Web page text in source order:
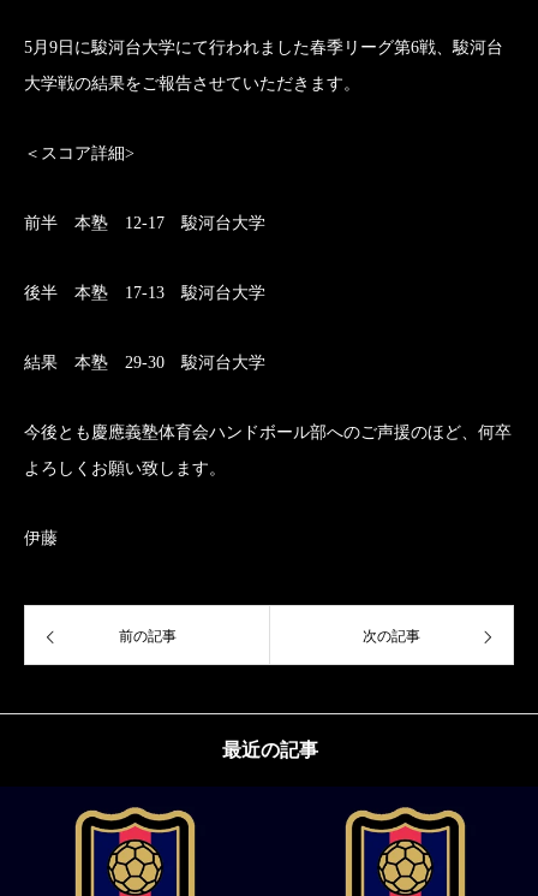
5月9日に駿河台大学にて行われました春季リーグ第6戦、駿河台
大学戦の結果をご報告させていただきます。
＜スコア詳細>
前半 本塾 12-17 駿河台大学
後半 本塾 17-13 駿河台大学
結果 本塾 29-30 駿河台大学
今後とも慶應義塾体育会ハンドボール部へのご声援のほど、何卒
よろしくお願い致します。
伊藤
前の記事 次の記事
最近の記事